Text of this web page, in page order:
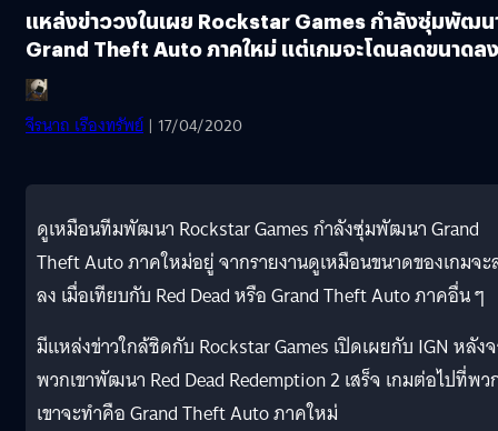
แหล่งข่าววงในเผย Rockstar Games กำลังซุ่มพัฒน
Grand Theft Auto ภาคใหม่ แต่เกมจะโดนลดขนาดลง
จีรนาถ เรืองทรัพย์ | 17/04/2020
ดูเหมือนทีมพัฒนา Rockstar Games กำลังซุ่มพัฒนา Grand
Theft Auto ภาคใหม่อยู่ จากรายงานดูเหมือนขนาดของเกมจ
ลง เมื่อเทียบกับ Red Dead หรือ Grand Theft Auto ภาคอื่น ๆ
มีแหล่งข่าวใกล้ชิดกับ Rockstar Games เปิดเผยกับ IGN หลัง
พวกเขาพัฒนา Red Dead Redemption 2 เสร็จ เกมต่อไปที่พว
เขาจะทำคือ Grand Theft Auto ภาคใหม่